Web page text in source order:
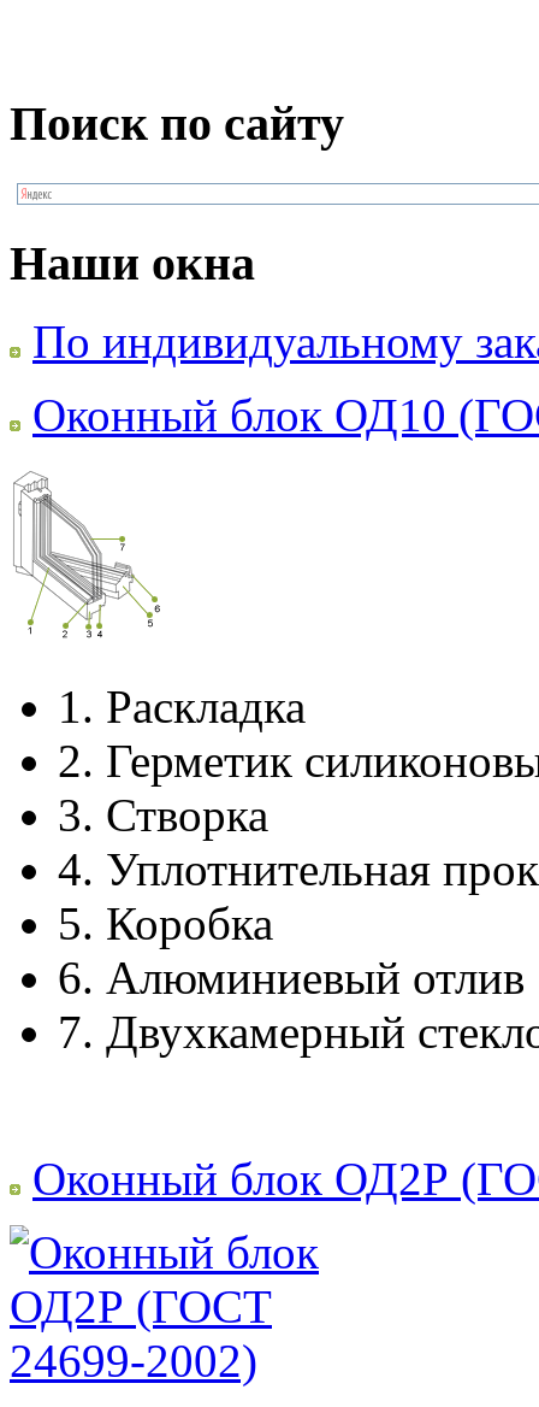
Поиск по сайту
Наши окна
По индивидуальному
Оконный блок ОД10
1. Раскладка
2. Герметик
3. Створка
4. Уплотнительная
5. Коробка
6. Алюминиевый отлив
7. Двухкамерный
Оконный блок ОД2Р